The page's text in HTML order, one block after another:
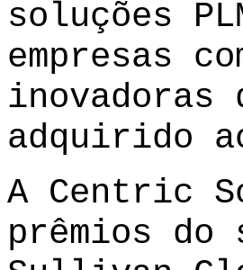
soluções
empresas
inovadoras
adquirido
A Centric
prêmios